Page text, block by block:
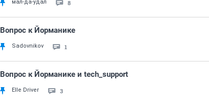
мал-да-удал 8
Вопрос к Йорманике
Sadovnikov 1
Вопрос к Йорманике и tech_support
Elle Driver 3